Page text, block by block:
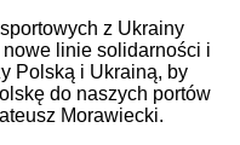
z Ukrainy
linie solidarności i
Polską i Ukrainą, by
do naszych portów
Morawiecki.